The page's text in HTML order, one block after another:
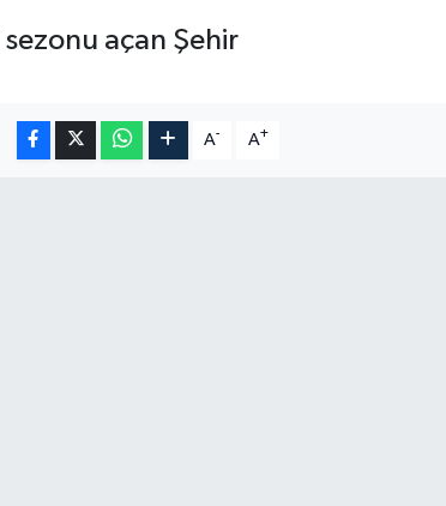
açan Şehir
A- A+